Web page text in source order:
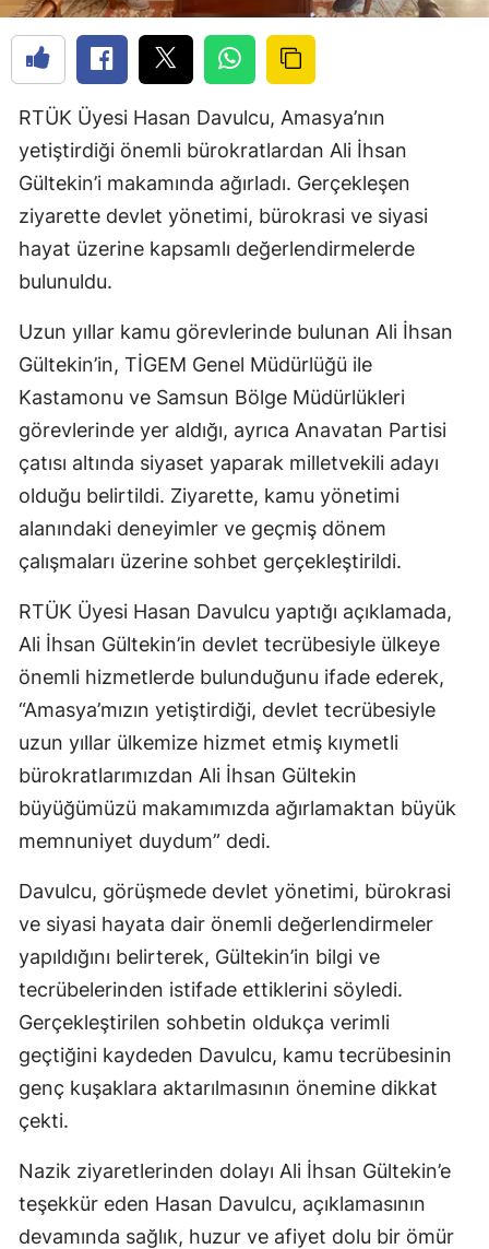
RTÜK Üyesi Hasan Davulcu, Amasya’nın
yetiştirdiği önemli bürokratlardan Ali İhsan
Gültekin’i makamında ağırladı. Gerçekleşen
ziyarette devlet yönetimi, bürokrasi ve siyasi
hayat üzerine kapsamlı değerlendirmelerde
bulunuldu.
Uzun yıllar kamu görevlerinde bulunan Ali İhsan
Gültekin’in, TİGEM Genel Müdürlüğü ile
Kastamonu ve Samsun Bölge Müdürlükleri
görevlerinde yer aldığı, ayrıca Anavatan Partisi
çatısı altında siyaset yaparak milletvekili adayı
olduğu belirtildi. Ziyarette, kamu yönetimi
alanındaki deneyimler ve geçmiş dönem
çalışmaları üzerine sohbet gerçekleştirildi.
RTÜK Üyesi Hasan Davulcu yaptığı açıklamada,
Ali İhsan Gültekin’in devlet tecrübesiyle ülkeye
önemli hizmetlerde bulunduğunu ifade ederek,
“Amasya’mızın yetiştirdiği, devlet tecrübesiyle
uzun yıllar ülkemize hizmet etmiş kıymetli
bürokratlarımızdan Ali İhsan Gültekin
büyüğümüzü makamımızda ağırlamaktan büyük
memnuniyet duydum” dedi.
Davulcu, görüşmede devlet yönetimi, bürokrasi
ve siyasi hayata dair önemli değerlendirmeler
yapıldığını belirterek, Gültekin’in bilgi ve
tecrübelerinden istifade ettiklerini söyledi.
Gerçekleştirilen sohbetin oldukça verimli
geçtiğini kaydeden Davulcu, kamu tecrübesinin
genç kuşaklara aktarılmasının önemine dikkat
çekti.
Nazik ziyaretlerinden dolayı Ali İhsan Gültekin’e
teşekkür eden Hasan Davulcu, açıklamasının
devamında sağlık, huzur ve afiyet dolu bir ömür